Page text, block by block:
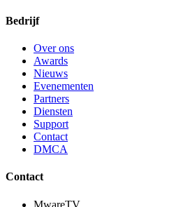
Bedrijf
Over ons
Awards
Nieuws
Evenementen
Partners
Diensten
Support
Contact
DMCA
Contact
MwareTV